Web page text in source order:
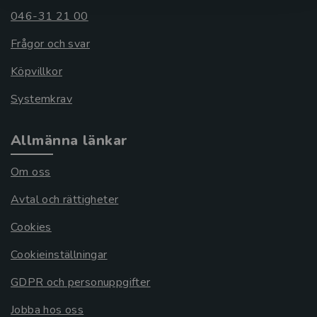
046-31 21 00
Frågor och svar
Köpvillkor
Systemkrav
Allmänna länkar
Om oss
Avtal och rättigheter
Cookies
Cookieinställningar
GDPR och personuppgifter
Jobba hos oss